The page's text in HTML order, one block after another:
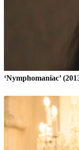
‘Nymphomaniac’